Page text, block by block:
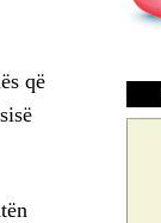
që